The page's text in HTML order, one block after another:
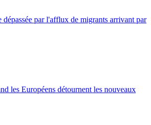
dépassée par l'afflux de migrants arrivant par
les Européens détournent les nouveaux